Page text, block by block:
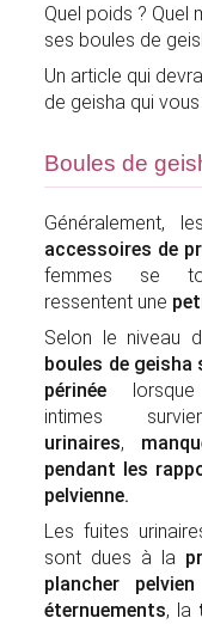
Quel poids ? Quel
ses boules de
Un article qui
de geisha qui
Boules de
Généralement,
accessoires de
femmes se
ressentent une
Selon le niveau
boules de
périnée lorsque
intimes
urinaires,
pendant les
pelvienne.
Les fuites
sont dues à la
plancher
éternuements, la